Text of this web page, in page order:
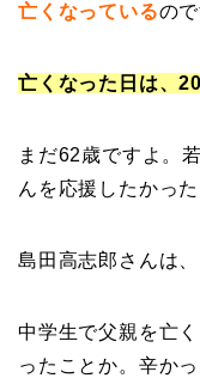
亡くなっているので
亡くなった日は、
まだ62歳ですよ。
んを応援したかった
島田高志郎さんは
中学生で父親を亡
ったことか。辛か